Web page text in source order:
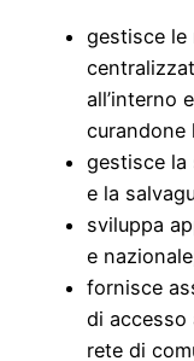
gestisce le
all’interno
curandone
gestisce la
e la
sviluppa
e
fornisce
di accesso
rete di